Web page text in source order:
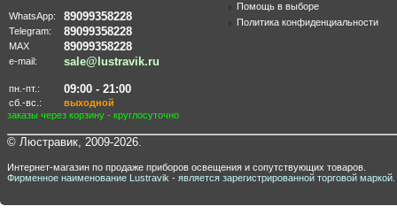
WhatsApp: 89099358228
Telegram: 89099358228
MAX 89099358228
e-mail: sale@lustravik.ru
пн.-пт.: 09:00 - 21:00
сб.-вс.:
выходной
заказы через корзину - круглосуточно
Помощь в выборе
Политика конфиденциальности
© Люстравик, 2009-2026.
Интернет-магазин по продаже приборов освещения и сопутствующих товаров.
Фирменное наименование Lustravik - является зарегистрированной торговой